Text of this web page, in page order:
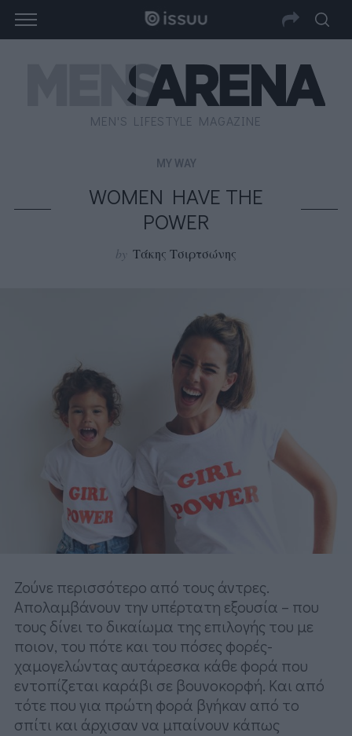
MEN'S LIFESTYLE MAGAZINE
MY WAY
WOMEN HAVE THE
POWER
by Τάκης Τσιρτσώνης
Ζούνε περισσότερο από τους άντρες.
Απολαμβάνουν την υπέρτατη εξουσία – που
τους δίνει το δικαίωμα της επιλογής του με
ποιον, του πότε και του πόσες φορές-
χαμογελώντας αυτάρεσκα κάθε φορά που
εντοπίζεται καράβι σε βουνοκορφή. Και από
τότε που για πρώτη φορά βγήκαν από το
σπίτι και άρχισαν να μπαίνουν κάπως